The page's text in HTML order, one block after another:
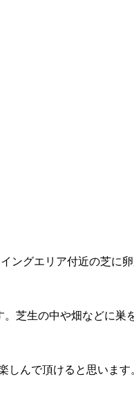
ングエリア付近の芝に
芝生の中や畑などに巣
しんで頂けると思いま